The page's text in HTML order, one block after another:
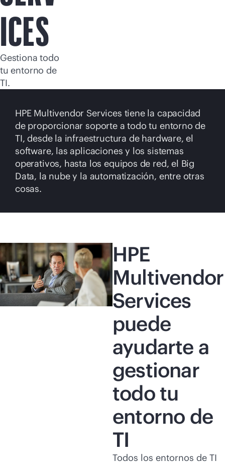
ICES
Gestiona todo
tu entorno de
TI.
HPE Multivendor Services tiene la capacidad
de proporcionar soporte a todo tu entorno de
TI, desde la infraestructura de hardware, el
software, las aplicaciones y los sistemas
operativos, hasta los equipos de red, el Big
Data, la nube y la automatización, entre otras
cosas.
HPE
Multivendor
Services
puede
ayudarte a
gestionar
todo tu
entorno de
TI
Todos los entornos de TI